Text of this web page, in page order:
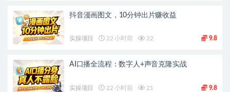
抖音漫画图文，10分钟出片赚收益
实操项目 22 小时前 22 9.8
AI口播全流程：数字人+声音克隆实战
实操项目 22 小时前 21 9.8